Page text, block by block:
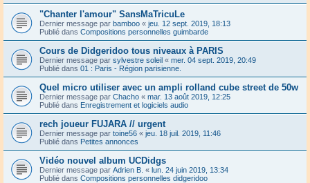
"Chanter l'amour" SansMaTricuLe
Dernier message par bamboo « jeu. 12 sept. 2019, 18:13
Publié dans Compositions personnelles guimbarde
Cours de Didgeridoo tous niveaux à PARIS
Dernier message par sylvestre soleil « mer. 04 sept. 2019, 20:49
Publié dans 01 : Paris - Région parisienne.
Quel micro utiliser avec un ampli rolland cube street de 50w
Dernier message par Chacho « mar. 13 août 2019, 12:25
Publié dans Enregistrement et logiciels audio
rech joueur FUJARA // urgent
Dernier message par toine56 « jeu. 18 juil. 2019, 11:46
Publié dans Petites annonces
Vidéo nouvel album UCDidgs
Dernier message par Adrien B. « lun. 24 juin 2019, 13:34
Publié dans Compositions personnelles didgeridoo